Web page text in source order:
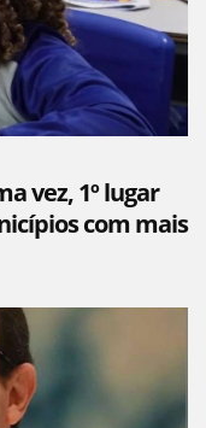
vez, 1º lugar
com mais